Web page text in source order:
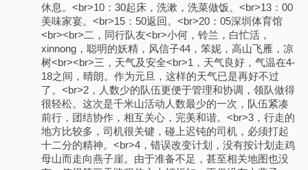
休息。<br>10：30起床，洗漱，洗菜做饭。<br>13：00
美味家宴。<br>15：50返回。<br>20：05深圳体育馆
<br><br>二，同行队友<br>小何，铃兰，白忙活，
xinnong，聪明的妖精，风信子44，笨妮，高山飞雁，凉
树<br><br>三，天气及安全<br>1，天气良好，气温在4-
18之间，晴朗。作为元旦，这样的天气已是再好不过
了。<br>2，人数少的队伍更便于管理和协调，领队做得
很轻松。这次是千米山活动人数最少的一次，队伍紧凑
前行，团结协作，相互关心，完美和谐。<br>3，行走的
地方比较多，司机很关键，碰上迟钝的司机，必须打起
十二分的精神。<br>4，错误改变计划，没有按计划走鸡
母山而走向燕子崖。由于准备不足，甚至相关地图也没